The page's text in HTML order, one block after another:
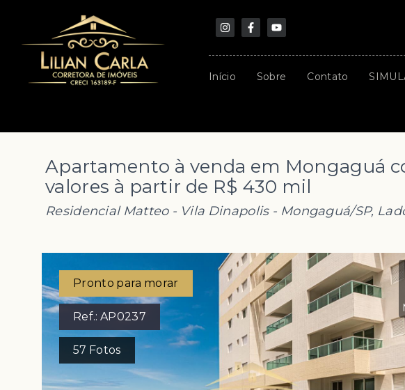
Início Sobre Contato
Apartamento à venda em Mongaguá
valores à partir de R$ 430 mil
Residencial Matteo - Vila Dinapolis - Mongaguá/SP,
Pronto para morar
Ref.:AP0237
57 Fotos